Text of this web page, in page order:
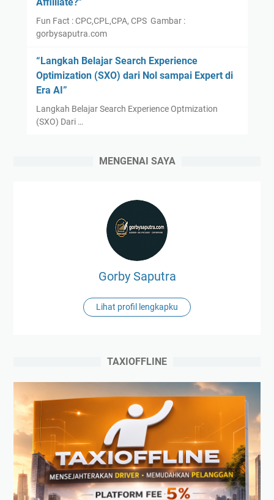
Fun Fact : CPC,CPL,CPA, CPS Gambar :
gorbysaputra.com
“Langkah Belajar Search Experience
Optimization (SXO) dari Nol sampai Expert di
Era AI”
Langkah Belajar Search Experience Optmization
(SXO) Dari …
MENGENAI SAYA
Gorby Saputra
Lihat profil lengkapku
TAXIOFFLINE